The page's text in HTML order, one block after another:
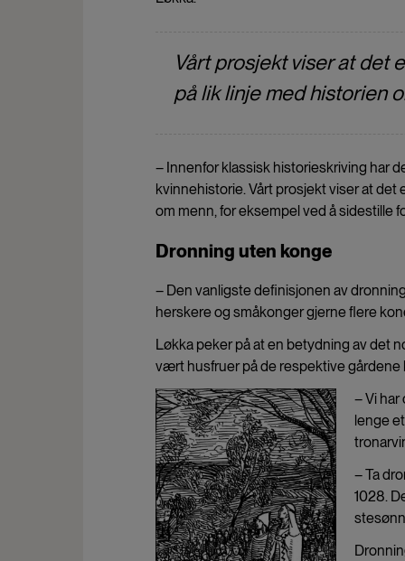
Vårt prosjekt viser at det
på lik linje med historien
– Innenfor klassisk historieskriving har
kvinnehistorie. Vårt prosjekt viser at
om menn, for eksempel ved å sidestille
Dronning uten konge
– Den vanligste definisjonen av
herskere og småkonger gjerne flere
Løkka peker på at en betydning av det
vært husfruer på de respektive gårdene
– Vi
lenge
– Ta
1028.